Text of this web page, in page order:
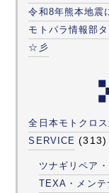
令和8年熊本地震
モトパラ情報部
☆彡
全日本モトクロ
SERVICE (313)
ツナギリペア
TEXA・メンテ